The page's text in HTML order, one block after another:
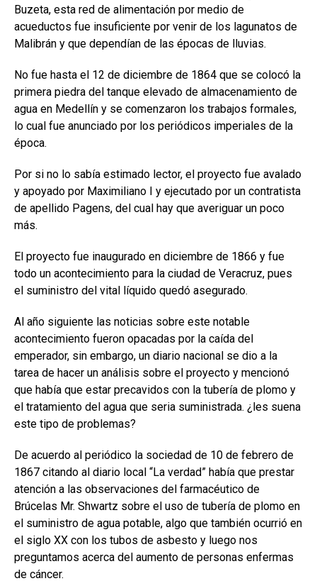
Buzeta, esta red de alimentación por medio de
acueductos fue insuficiente por venir de los lagunatos de
Malibrán y que dependían de las épocas de lluvias.
No fue hasta el 12 de diciembre de 1864 que se colocó la
primera piedra del tanque elevado de almacenamiento de
agua en Medellín y se comenzaron los trabajos formales,
lo cual fue anunciado por los periódicos imperiales de la
época.
Por si no lo sabía estimado lector, el proyecto fue avalado
y apoyado por Maximiliano I y ejecutado por un contratista
de apellido Pagens, del cual hay que averiguar un poco
más.
El proyecto fue inaugurado en diciembre de 1866 y fue
todo un acontecimiento para la ciudad de Veracruz, pues
el suministro del vital líquido quedó asegurado.
Al año siguiente las noticias sobre este notable
acontecimiento fueron opacadas por la caída del
emperador, sin embargo, un diario nacional se dio a la
tarea de hacer un análisis sobre el proyecto y mencionó
que había que estar precavidos con la tubería de plomo y
el tratamiento del agua que seria suministrada. ¿les suena
este tipo de problemas?
De acuerdo al periódico la sociedad de 10 de febrero de
1867 citando al diario local “La verdad” había que prestar
atención a las observaciones del farmacéutico de
Brúcelas Mr. Shwartz sobre el uso de tubería de plomo en
el suministro de agua potable, algo que también ocurrió en
el siglo XX con los tubos de asbesto y luego nos
preguntamos acerca del aumento de personas enfermas
de cáncer.